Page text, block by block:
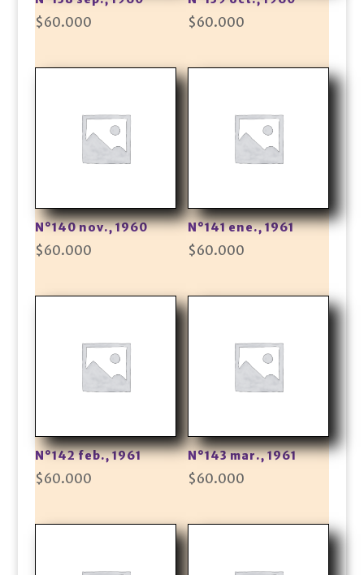
$60.000 $60.000
N°140 nov., 1960
$60.000
N°141 ene., 1961
$60.000
N°142 feb., 1961
$60.000
N°143 mar., 1961
$60.000